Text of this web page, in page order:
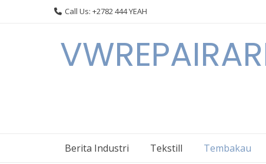
Call Us: +2782 444 YEAH
Berita Industri Tekstill Tembakau